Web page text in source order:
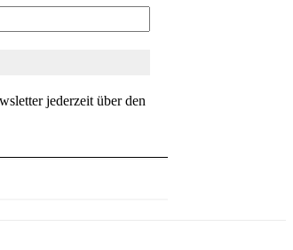
jederzeit über den